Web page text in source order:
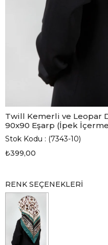
Twill Kemerli ve Leopar
90x90 Eşarp (İpek
Stok Kodu
(7343-10)
₺399,00
RENK SEÇENEKLERI